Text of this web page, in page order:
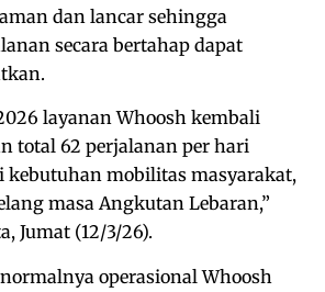
dan lancar sehingga
secara bertahap dapat
layanan Whoosh kembali
total 62 perjalanan per hari
mobilitas masyarakat,
masa Angkutan Lebaran,”
Jumat (12/3/26).
operasional Whoosh